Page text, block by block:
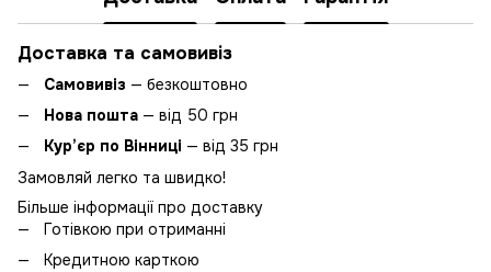
Доставка та самовивіз
Самовивіз — безкоштовно
Нова пошта — від 50 грн
Кур’єр по Вінниці — від 35 грн
Замовляй легко та швидко!
Більше інформації про доставку
Готівкою при отриманні
Кредитною карткою